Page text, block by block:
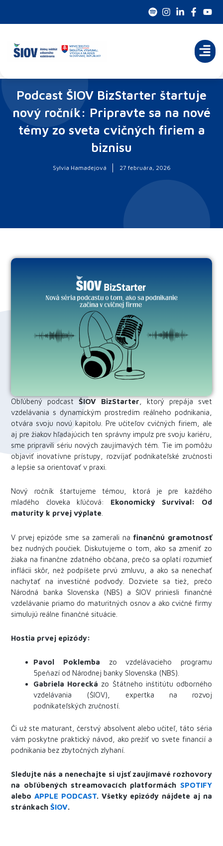
Podcast ŠIOV BizStarter štartuje
nový ročník: Pripravte sa na nové
témy zo sveta cvičných firiem a
biznisu
Sylvia Hamadejová 27 februára, 2026
Obľúbený podcastŠIOV BizStarter , ktorý prepája svet
vzdelávania s dynamickým prostredím reálneho podnikania,
otvára svoju novú kapitolu. Pre učiteľov cvičných firiem, ale
aj pre žiakov hľadajúcich ten správny impulz pre svoju kariéru,
sme pripravili sériu nových zaujímavých tém. Tie im pomôžu
objaviť inovatívne prístupy, rozvíjať podnikateľské zručnosti
a lepšie sa orientovať v praxi.
Nový ročník štartujeme témou, ktorá je pre každého
mladého človeka kľúčová: Ekonomický Survival: Od
maturity k prvej výplate.
V prvej epizóde sme sa zamerali na finančnú gramotnosť
bez nudných poučiek. Diskutujeme o tom, ako sa zmeniť zo
žiaka na finančne zdatného občana, prečo sa oplatí rozumieť
inflácii skôr, než podpíšete prvú zmluvu, a ako sa nenechať
nachytať na investičné podvody. Dozviete sa tiež, prečo
Národná banka Slovenska (NBS) a ŠIOV priniesli finančné
vzdelávanie priamo do maturitných osnov a ako cvičné firmy
simulujú reálne finančné situácie.
Hostia prvej epizódy:
Pavol Poklemba zo vzdelávacieho programu
5peňazí od Národnej banky Slovenska (NBS).
Gabriela Horecká zo Štátneho inštitútu odborného
vzdelávania (ŠIOV), expertka na rozvoj
podnikateľských zručností.
Či už ste maturant, čerstvý absolvent alebo učiteľ, táto séria
vám poskytne praktický návod, ako prežiť vo svete financií a
podnikania bez zbytočných zlyhaní.
Sledujte nás a nenechajte si ujsť zaujímavé rozhovory
na obľúbených streamovacích platformách SPOTIFY
aleboAPPLE PODCAST. Všetky epizódy nájdete aj na
stránkachŠIOV.